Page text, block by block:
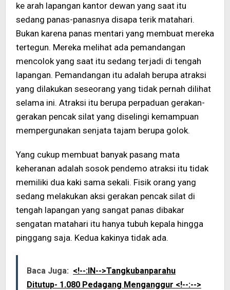
ke arah lapangan kantor dewan yang saat itu
sedang panas-panasnya disapa terik matahari.
Bukan karena panas mentari yang membuat mereka
tertegun. Mereka melihat ada pemandangan
mencolok yang saat itu sedang terjadi di tengah
lapangan. Pemandangan itu adalah berupa atraksi
yang dilakukan seseorang yang tidak pernah dilihat
selama ini. Atraksi itu berupa perpaduan gerakan-
gerakan pencak silat yang diselingi kemampuan
mempergunakan senjata tajam berupa golok.
Yang cukup membuat banyak pasang mata
keheranan adalah sosok pendemo atraksi itu tidak
memiliki dua kaki sama sekali. Fisik orang yang
sedang melakukan aksi gerakan pencak silat di
tengah lapangan yang sangat panas dibakar
sengatan matahari itu hanya tubuh kepala hingga
pinggang saja. Kedua kakinya tidak ada.
Baca Juga: <!--:IN-->Tangkubanparahu
Ditutup- 1.080 Pedagang Menganggur <!--:-->